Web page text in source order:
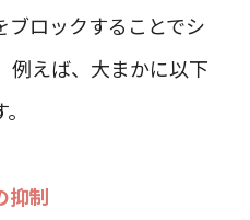
ロックすることでシ
例えば、大まかに以下
抑制